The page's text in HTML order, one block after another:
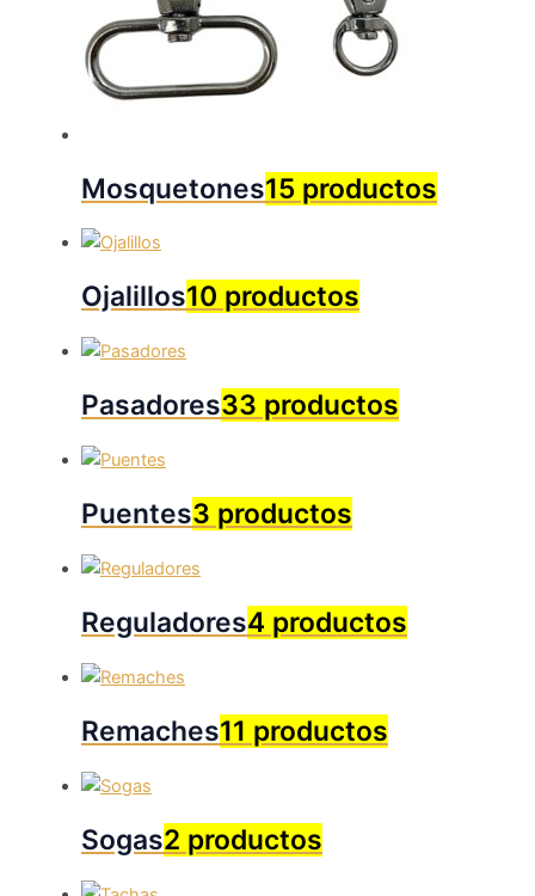
Mosquetones15 productos
Ojalillos10 productos
Pasadores33 productos
Puentes3 productos
Reguladores4 productos
Remaches11 productos
Sogas2 productos